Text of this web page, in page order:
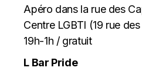
Apéro dans la rue des
Centre LGBTI (19 rue
19h-1h / gratuit
L Bar Pride